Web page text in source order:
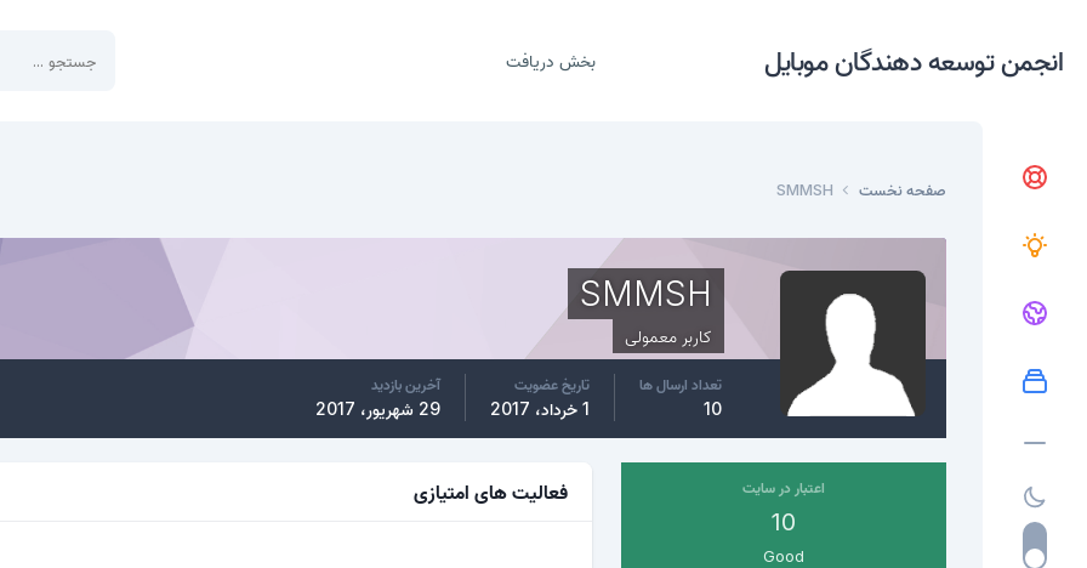
انجمن توسعه دهندگان موبایل بخش دریافت
صفحه نخست SMMSH
SMMSH
کاربر معمولی
تعداد ارسال ها
10
تاریخ عضویت
1 خرداد، 2017
آخرین بازدید
29 شهریور، 2017
اعتبار در سایت
10
Good
فعالیت های امتیازی